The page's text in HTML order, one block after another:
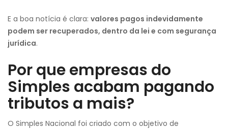
E a boa notícia é clara: valores pagos indevidamente
podem ser recuperados, dentro da lei e com segurança
jurídica.
Por que empresas do
Simples acabam pagando
tributos a mais?
O Simples Nacional foi criado com o objetivo de